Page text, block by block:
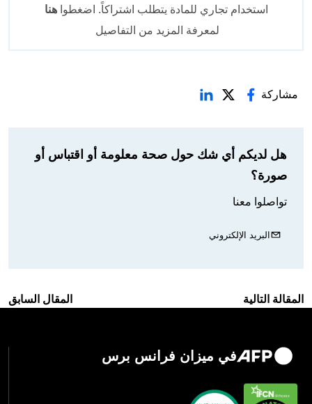
استخدام تجاري للمادة يتطلب اشتراكاً. اضغطواهنا
لمعرفة المزيد من التفاصيل
مشاركة
هل لديكم أي شك حول صحة معلومة أو اقتباس أو
صورة؟
تواصلوا معنا
البريد الإلكتروني
المقالة التالية المقال السابق
في ميزان فرانس برس